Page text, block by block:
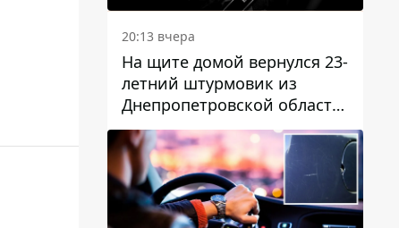
20:13 вчера
На щите домой вернулся 23-
летний штурмовик из
Днепропетровской области
Богдан Бескровный